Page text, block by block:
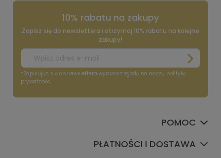
10% rabatu na zakupy
Zapisz się do newslettera i otrzymaj 10% rabatu na kolejne
zakupy!
*Zapisując się do newslettera wyrażasz zgodę na naszą politykę
prywatności
POMOC
PŁATNOŚCI I DOSTAWA